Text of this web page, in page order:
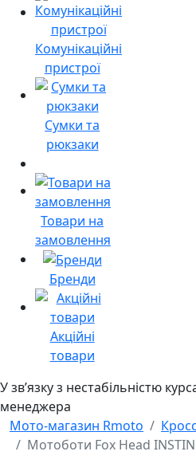
Комунікаційні
пристрої
Сумки та
рюкзаки
Товари на
замовлення
Бренди
Акційні
товари
У звʼязку з нестабільністю
менеджера
Мото-магазин Rmoto
Мотоботи Fox Head